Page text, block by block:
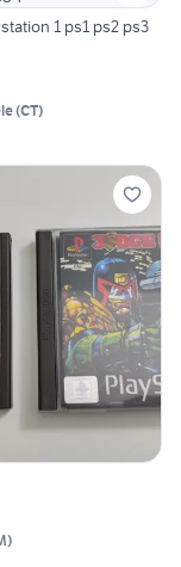
1 ps1 ps2 ps3
(CT)
)